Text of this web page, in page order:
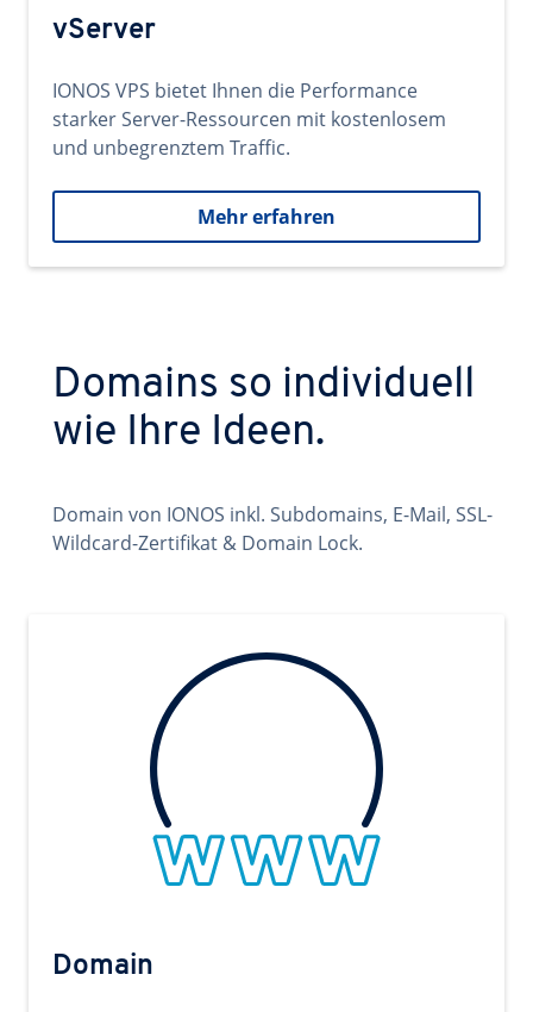
vServer
IONOS VPS bietet Ihnen die Performance
starker Server-Ressourcen mit kostenlosem
und unbegrenztem Traffic.
Mehr erfahren
Domains so individuell
wie Ihre Ideen.
Domain von IONOS inkl. Subdomains, E-Mail, SSL-
Wildcard-Zertifikat & Domain Lock.
Domain